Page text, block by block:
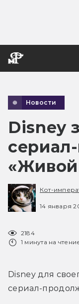
Новости
Disney
«Живой
Кот-
14 января
2184
1 минута на
Disney для
сериал-